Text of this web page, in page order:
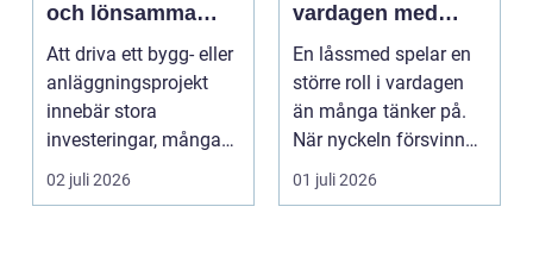
och lönsamma
byggprojekt
Att driva ett bygg- eller
anläggningsprojekt
innebär stora
investeringar, många
aktörer och ofta tuf...
02 juli 2026
vardagen med
moderna lås och
säkerhet
En låssmed spelar en
större roll i vardagen
än många tänker på.
När nyckeln försvinner,
dörren kärva...
01 juli 2026